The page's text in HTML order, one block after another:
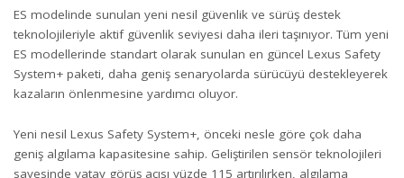
ES modelinde sunulan yeni nesil güvenlik ve sürüş destek
teknolojileriyle aktif güvenlik seviyesi daha ileri taşınıyor. Tüm yeni
ES modellerinde standart olarak sunulan en güncel Lexus Safety
System+ paketi, daha geniş senaryolarda sürücüyü destekleyerek
kazaların önlenmesine yardımcı oluyor.
Yeni nesil Lexus Safety System+, önceki nesle göre çok daha
geniş algılama kapasitesine sahip. Geliştirilen sensör teknolojileri
sayesinde yatay görüş açısı yüzde 115 artırılırken, algılama